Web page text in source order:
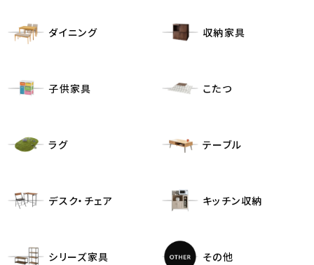
ダイニング 収納家具
子供家具 こたつ
ラグ テーブル
デスク・チェア キッチン収納
シリーズ家具 その他